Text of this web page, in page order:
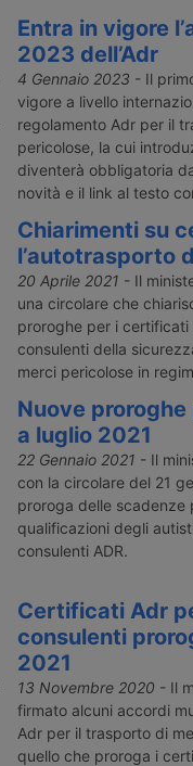
Entra in vigore
2023 dell’Adr
4 Gennaio 2023 - Il
vigore a livello
regolamento Adr per il
pericolose, la cui
diventerà obbligatoria
novità e il link al testo
Chiarimenti su
l’autotrasporto
20 Aprile 2021 - Il
una circolare che
proroghe per i
consulenti della
merci pericolose in
Nuove
a luglio 2021
22 Gennaio 2021 - Il
con la circolare del 21
proroga delle
qualificazioni degli
consulenti ADR.
Certificati Adr
consulenti
2021
13 Novembre 2020 - Il
firmato alcuni accordi
Adr per il trasporto di
quello che proroga i